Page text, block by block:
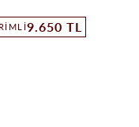
9.650 TL